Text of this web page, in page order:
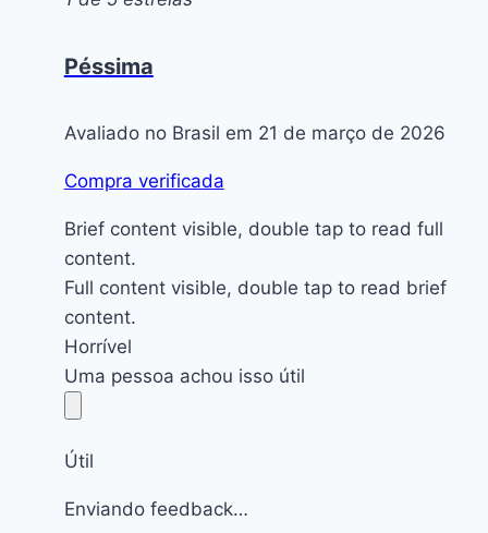
Péssima
Avaliado no Brasil em 21 de março de 2026
Compra verificada
Brief content visible, double tap to read full
content.
Full content visible, double tap to read brief
content.
Horrível
Uma pessoa achou isso útil
Útil
Enviando feedback…